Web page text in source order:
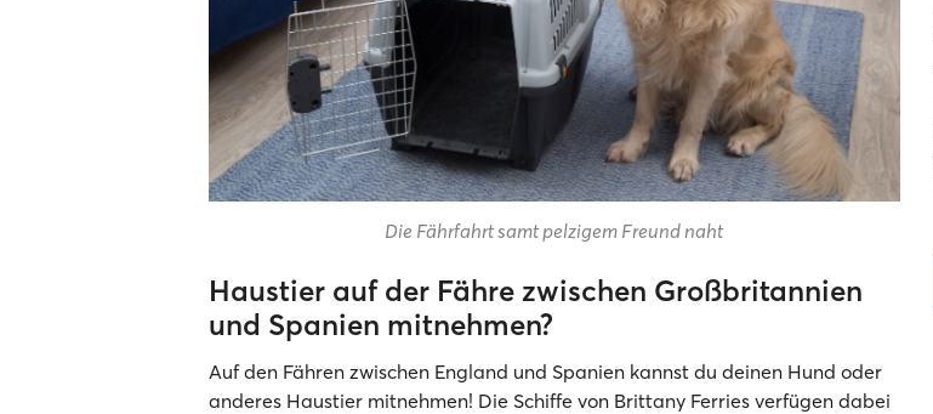
Die Fährfahrt samt pelzigem Freund naht
Haustier auf der Fähre zwischen Großbritannien
und Spanien mitnehmen?
Auf den Fähren zwischen England und Spanien kannst du deinen Hund oder
anderes Haustier mitnehmen! Die Schiffe von Brittany Ferries verfügen dabei